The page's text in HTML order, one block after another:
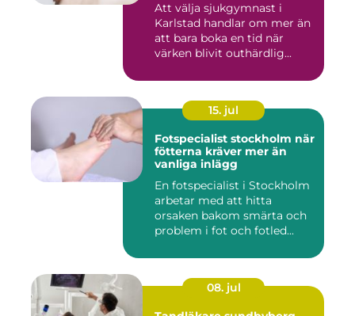
Att välja sjukgymnast i
Karlstad handlar om mer än
att bara boka en tid när
värken blivit outhärdlig...
15. jul
Fotspecialist stockholm när
fötterna kräver mer än
vanliga inlägg
En fotspecialist i Stockholm
arbetar med att hitta
orsaken bakom smärta och
problem i fot och fotled...
08. jul